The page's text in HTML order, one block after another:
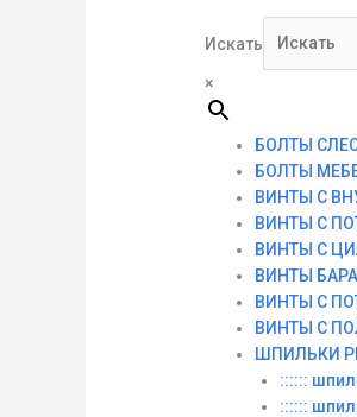
Искать
×
БОЛТЫ
БОЛТЫ
ВИНТЫ С
ВИНТЫ С
ВИНТЫ С
ВИНТЫ
ВИНТЫ С
ВИНТЫ С
ШПИЛЬКИ
::::::
::::::